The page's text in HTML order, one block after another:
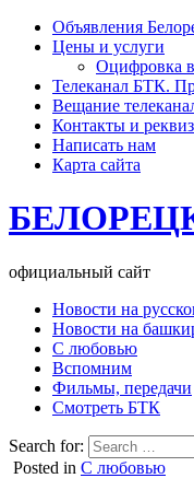
Объявления
Цены и услуги
Оцифровка
Телеканал БТК.
Вещание
Контакты и
Написать нам
Карта сайта
официальный сайт
Новости на
Новости на
С любовью
Вспомним
Фильмы, передачи
Смотреть БТК
Search for:
Posted in С любовью